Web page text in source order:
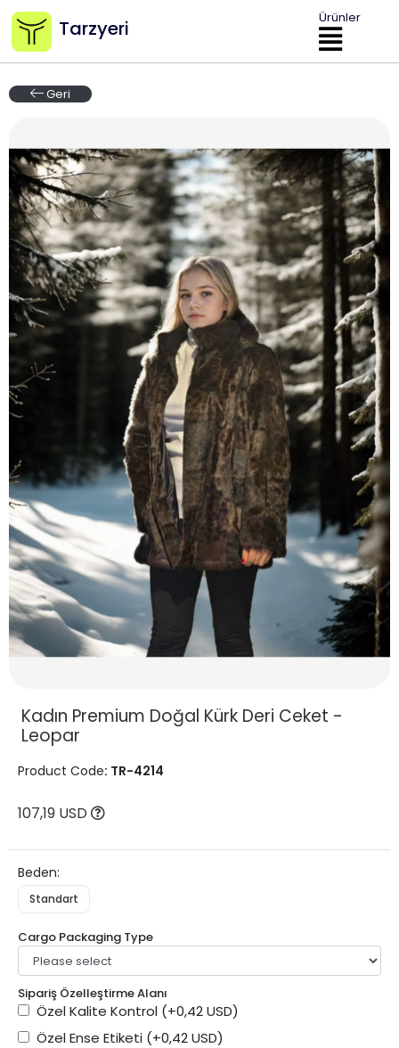
Tarzyeri Ürünler
Geri
Kadın Premium Doğal Kürk Deri Ceket -
Leopar
Product Code: TR-4214
107,19 USD
Beden:
Standart
Cargo Packaging Type
Sipariş Özelleştirme Alanı
Özel Kalite Kontrol (+0,42 USD)
Özel Ense Etiketi (+0,42 USD)